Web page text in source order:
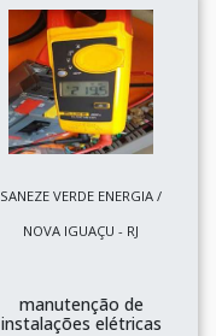
SANEZE VERDE ENERGIA /
NOVA IGUAÇU - RJ
manutenção de
instalações elétricas